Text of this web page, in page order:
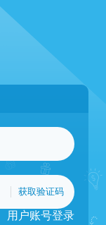
获取验证码
用户账号登录